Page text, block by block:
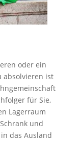
oder ein
absolvieren ist
für Sie,
Lagerraum
und
das Ausland